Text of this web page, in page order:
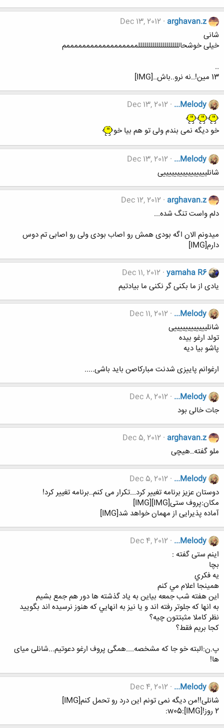
arghavan.z
Dec 13, 2012
شانی
خیلی خوشحالللللللللللللللللللللممممممممممممممممممم
..
13 مین!..نه نرو..باش..[IMG]
...Melody
Dec 13, 2012
خو دیگه نمی بندم ولی تو هم بیا خو
...Melody
Dec 13, 2012
شانلییییییییییییییییی
arghavan.z
Dec 12, 2012
دلم واست تنگ شده...
میدونم الان اگه بودی همش رو اصاب بودی ولی رو اصابی تم دوس
دارم[IMG]
yamaha R6
Dec 11, 2012
یادی از ما بکنی گر نکنی ما بیادتیم
...Melody
Dec 11, 2012
شانلییییییییییییی
تولد ارغو بیده
پاشو بیا دیه
ارغوانم پاییزی شدنت مبارکاصن باید باشی.....
...Melody
Dec 8, 2012
جات خالی بود
arghavan.z
Dec 5, 2012
ملو گفته..هیچی
...Melody
Dec 5, 2012
دوستان عزیز برنامه تغییر کرد...تکرار می کنم..برنامه تغییر کرد!
مکان:پروف ستی[IMG][IMG]
آماده پذیرایی از مهمان خواهد شد[IMG]
...Melody
Dec 4, 2012
اینم ستی گفته :
بچا
يه فكري
همينجا اعلام مي كنم
اين هفته شب جمعه بياين به ياد گذشته ها دور هم جمع بشيم
به انها كه جلوتر رفته اند و يا نيز به انهايي كه هنوز نرسيده اند بگوييد
نظر كاملا مثبتتون چيه؟
كجا بريم فقط؟
پ.ن:البته خو جا که مشخصه....همگی پروف ارغو دعوتیم...شانلی میای
ها!
...Melody
Dec 4, 2012
شانلی!!من دیگه نمی تونم این درد رو تحمل کنم[IMG]
2 روز![IMG]:w05: